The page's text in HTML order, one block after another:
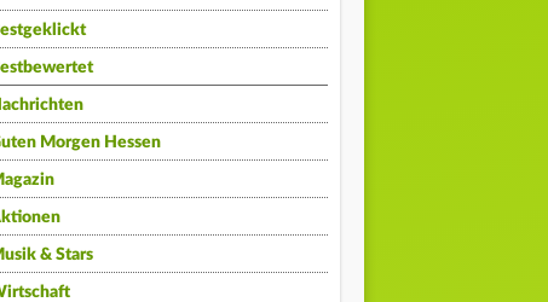
Morgen Hessen
& Stars